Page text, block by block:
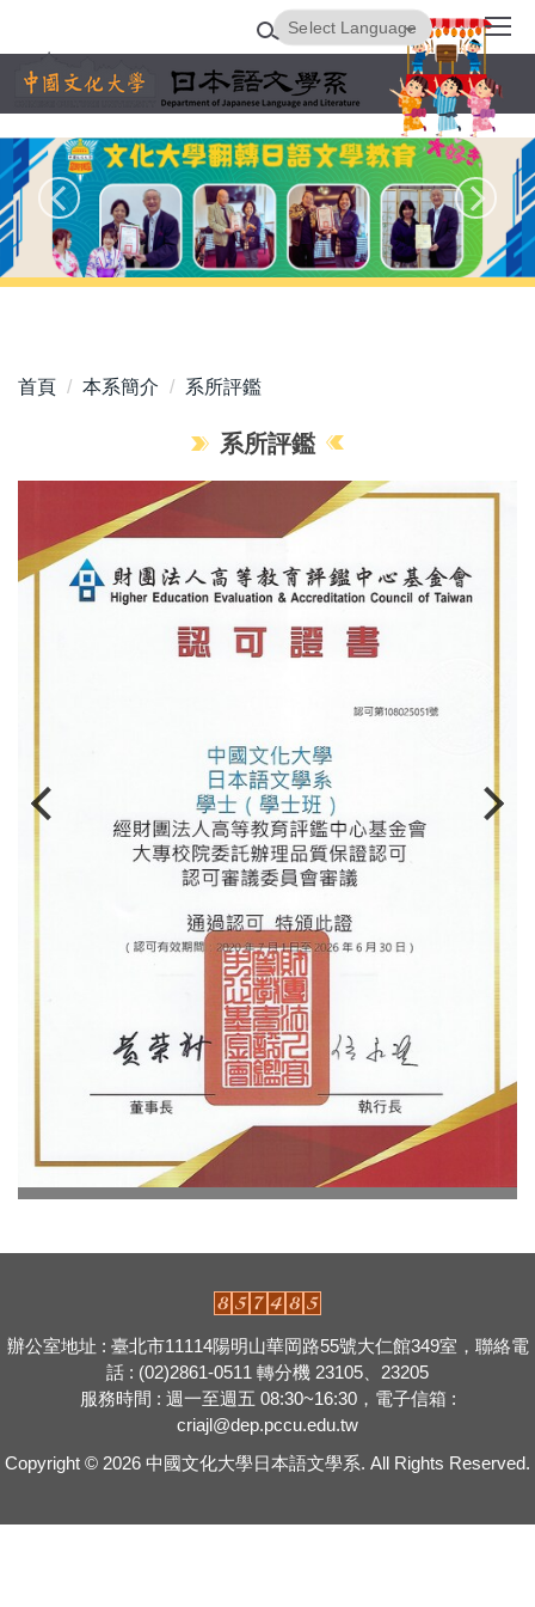
主
內
容
區
Translate
首頁 本系簡介 系所評鑑
系所評鑑
辦公室地址 : 臺北市11114陽明山華岡路55號大仁館349室，聯絡電
話 : (02)2861-0511 轉分機 23105、23205
服務時間 : 週一至週五 08:30~16:30，電子信箱 :
criajl@dep.pccu.edu.tw
Copyright © 2026 中國文化大學日本語文學系. All Rights Reserved.